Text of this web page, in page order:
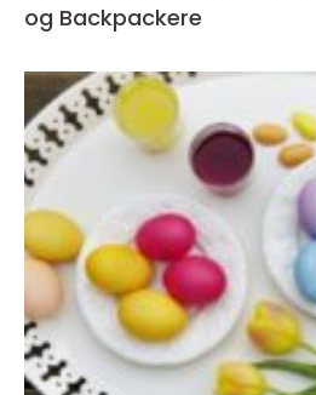
og Backpackere